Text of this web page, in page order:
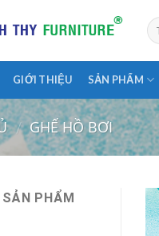
GIỚI THIỆU SẢN PHẨM
/ GHẾ HỒ BƠI
PHẨM